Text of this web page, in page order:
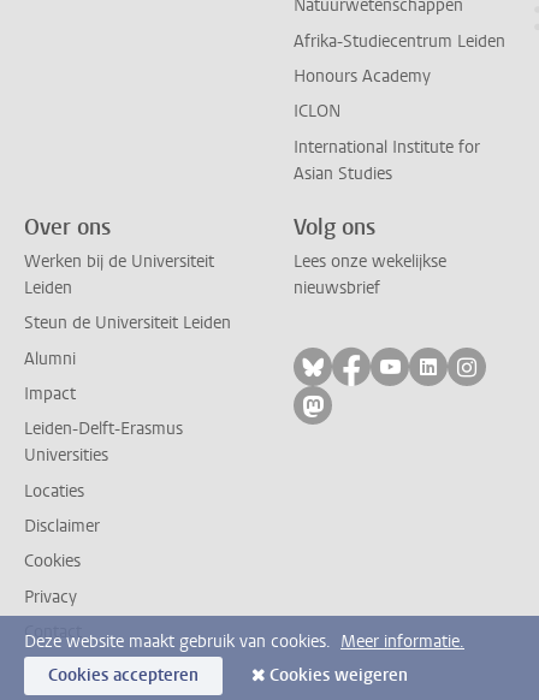
Natuurwetenschappen
Afrika-Studiecentrum Leiden
Honours Academy
ICLON
International Institute for
Asian Studies
Over ons
Werken bij de Universiteit
Leiden
Steun de Universiteit Leiden
Alumni
Impact
Leiden-Delft-Erasmus
Universities
Locaties
Disclaimer
Cookies
Privacy
Contact
Volg ons
Lees onze wekelijkse
nieuwsbrief
Volg ons op bluesky
Volg ons op
Volg ons op
Volg ons
Volg
Volg ons op mastodon
Deze website maakt gebruik van cookies. Meer informatie.
Cookies accepteren
Cookies weigeren